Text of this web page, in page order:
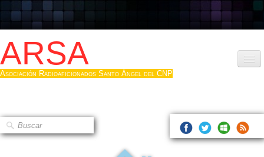
ARSA
Asociación Radioaficionados Santo Ángel del CNP
Que es la ARSA